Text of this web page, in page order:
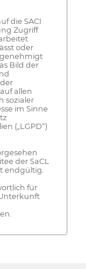
die SACI
Zugriff
oder
genehmigt
Bild der
allen
sozialer
im Sinne
(„LGPD“)
der SaCL
endgültig.
für